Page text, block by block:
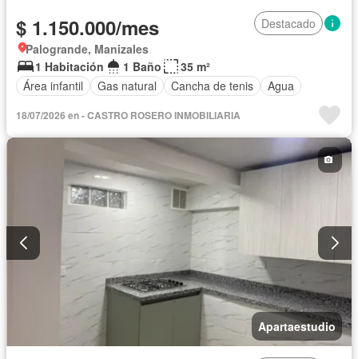
$ 1.150.000/mes
Destacado
Palogrande, Manizales
1 Habitación
1 Baño
35 m²
Área infantil
Gas natural Cancha de tenis Agua
18/07/2026 en - CASTRO ROSERO INMOBILIARIA
Apartaestudio